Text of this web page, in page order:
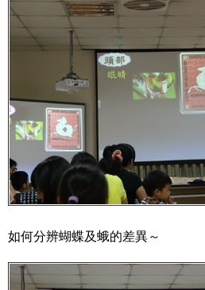
如何分辨蝴蝶及蛾的差異～